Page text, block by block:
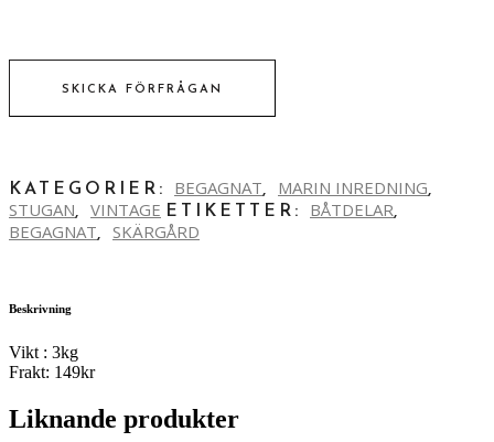
SKICKA FÖRFRÅGAN
KATEGORIER: BEGAGNAT, MARIN INREDNING,
STUGAN, VINTAGE ETIKETTER: BÅTDELAR,
BEGAGNAT, SKÄRGÅRD
Beskrivning
Vikt : 3kg
Frakt: 149kr
Liknande produkter